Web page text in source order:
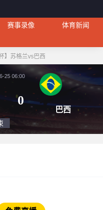
赛事录像
体育新闻
】苏格兰vs巴西
| 2026-06-25 06:00